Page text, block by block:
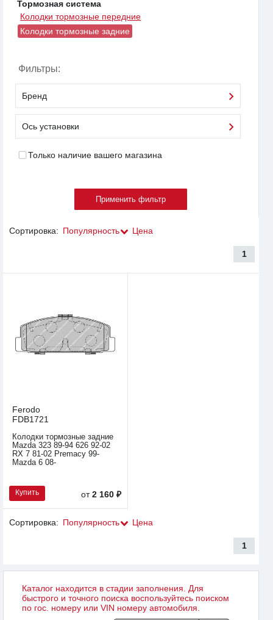
Тормозная система
Колодки тормозные передние
Колодки тормозные задние
Фильтры:
Бренд
Ось установки
Только наличие вашего магазина
Сортировка: Популярность Цена
1
Ferodo
FDB1721
Колодки тормозные задние
Mazda 323 89-94 626 92-02
RX 7 81-02 Premacy 99-
Mazda 6 08-
Купить от2 160 ₽
Сортировка: Популярность Цена
1
Каталог находится в стадии заполнения. Для
быстрого и точного поиска воспользуйтесь поиском
по гос. номеру или VIN номеру автомобиля.